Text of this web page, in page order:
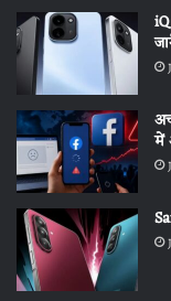
में